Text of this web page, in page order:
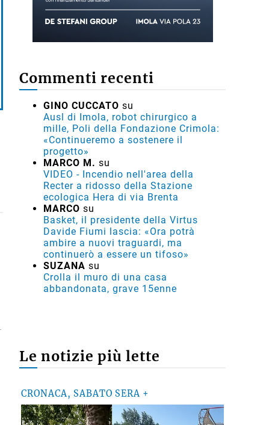
Commenti recenti
GINO CUCCATO su
Ausl di Imola, robot chirurgico a
mille, Poli della Fondazione Crimola:
«Continueremo a sostenere il
progetto»
MARCO M. su
VIDEO - Incendio nell'area della
Recter a ridosso della Stazione
ecologica Hera di via Brenta
MARCO su
Basket, il presidente della Virtus
Davide Fiumi lascia: «Ora potrà
ambire a nuovi traguardi, ma
continuerò a essere un tifoso»
SUZANA su
Crolla il muro di una casa
abbandonata, grave 15enne
Le notizie più lette
CRONACA, SABATO SERA +